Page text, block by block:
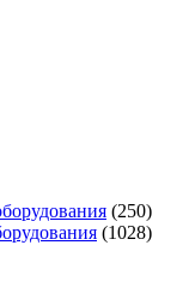
(250)
(1028)